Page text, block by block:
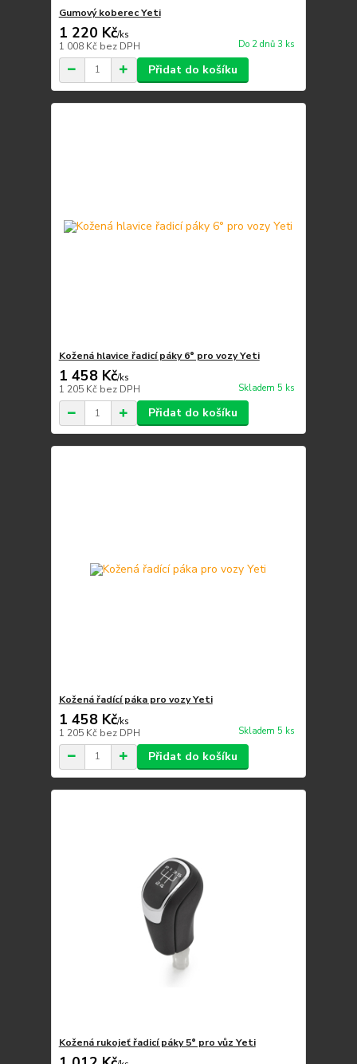
Gumový koberec Yeti
1 220 Kč/ks
1 008 Kč bez DPH Do 2 dnů 3 ks
Přidat do košíku
Kožená hlavice řadicí páky 6° pro vozy Yeti
1 458 Kč/ks
1 205 Kč bez DPH Skladem 5 ks
Přidat do košíku
Kožená řadící páka pro vozy Yeti
1 458 Kč/ks
1 205 Kč bez DPH Skladem 5 ks
Přidat do košíku
Kožená rukojeť řadicí páky 5° pro vůz Yeti